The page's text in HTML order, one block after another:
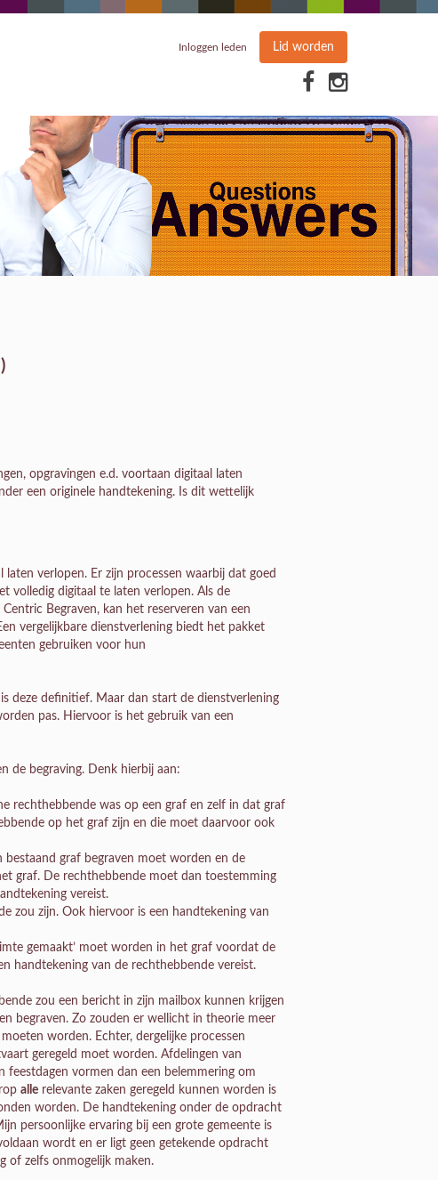
Inloggen leden Lid worden
opgravingen e.d. voortaan digitaal laten
een originele handtekening. Is dit wettelijk
verlopen. Er zijn processen waarbij dat goed
volledig digitaal te laten verlopen. Als de
Begraven, kan het reserveren van een
vergelijkbare dienstverlening biedt het pakket
gebruiken voor hun
deze definitief. Maar dan start de dienstverlening
pas. Hiervoor is het gebruik van een
de begraving. Denk hierbij aan:
rechthebbende was op een graf en zelf in dat graf
op het graf zijn en die moet daarvoor ook
bestaand graf begraven moet worden en de
graf. De rechthebbende moet dan toestemming
vereist.
zou zijn. Ook hiervoor is een handtekening van
gemaakt’ moet worden in het graf voordat de
handtekening van de rechthebbende vereist.
zou een bericht in zijn mailbox kunnen krijgen
begraven. Zo zouden er wellicht in theorie meer
worden. Echter, dergelijke processen
geregeld moet worden. Afdelingen van
feestdagen vormen dan een belemmering om
alle relevante zaken geregeld kunnen worden is
worden. De handtekening onder de opdracht
persoonlijke ervaring bij een grote gemeente is
wordt en er ligt geen getekende opdracht
of zelfs onmogelijk maken.